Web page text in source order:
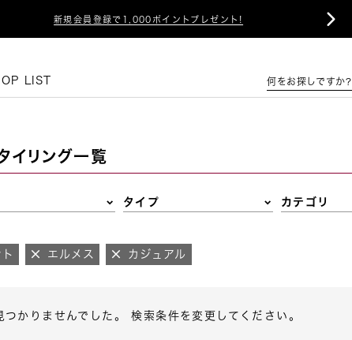
新規会員登録で1,000ポイントプレゼント! 
LIST 何をお探しですか?
イリング一覧
タイプ カテゴリ
エルメス カジュアル
かりませんでした。 検索条件を変更してください。